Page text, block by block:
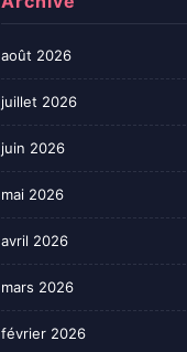
août 2026
juillet 2026
juin 2026
mai 2026
avril 2026
mars 2026
février 2026